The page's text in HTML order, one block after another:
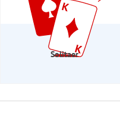
Solitaer